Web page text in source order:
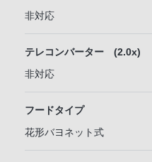
非対応
テレコンバーター (2.0x)
非対応
フードタイプ
花形バヨネット式